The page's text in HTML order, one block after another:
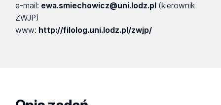
e-mail: ewa.smiechowicz@uni.lodz.pl (kierownik
ZWJP)
www: http://filolog.uni.lodz.pl/zwjp/